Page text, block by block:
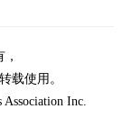
载使用。
Inc.